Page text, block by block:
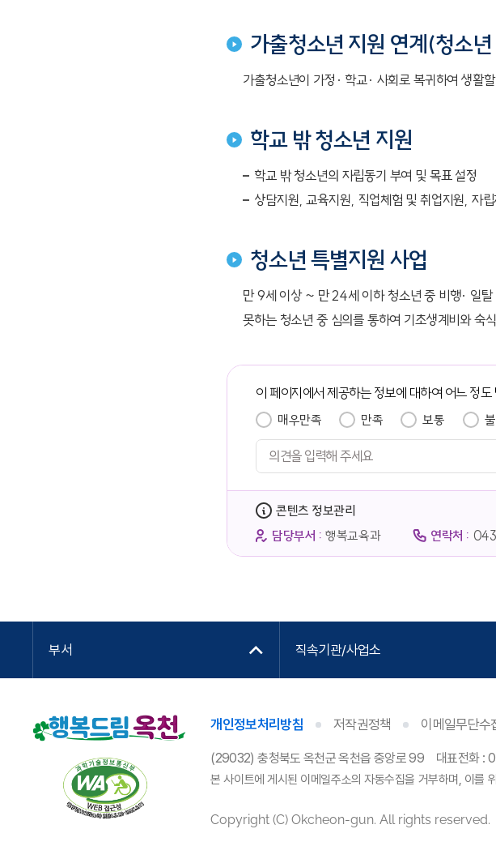
가출청소년 지원 연계(청소
가출청소년이 가정· 학교∙ 사회로 복귀하여 생활
학교 밖 청소년 지원
학교 밖 청소년의 자립동기 부여 및 목표 설정
상담지원, 교육지원, 직업체험 및 취업지원, 자
청소년 특별지원 사업
만 9세 이상 ~ 만 24세 이하 청소년 중 비행· 일
못하는 청소년 중 심의를 통하여 기초생계비와 숙
이 페이지에서 제공하는 정보에 대하여 어느 정
매우만족 만족 보통
콘텐츠 정보관리
담당부서 : 행복교육과 연락처 :
부서 직속기관/사업소
개인정보처리방침 저작권정책 이메일무단수
(29032) 충청북도 옥천군 옥천읍 중앙로 99 대표전화 :
본 사이트에 게시된 이메일주소의 자동수집을 거부하며, 이를
Copyright (C) Okcheon-gun. All rights reserved.